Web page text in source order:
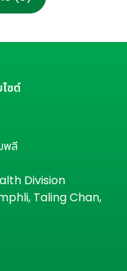
ซต์
พลี
Division
Taling Chan,